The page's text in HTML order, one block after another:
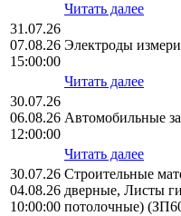
Читать далее
31.07.26
07.08.26
15:00:00
Электроды
Читать далее
30.07.26
06.08.26
12:00:00
Автомобильные
Читать далее
30.07.26
04.08.26
10:00:00
Строительные
дверные, Листы
потолочные)